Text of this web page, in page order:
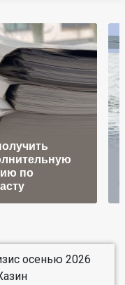
по
осенью 2026